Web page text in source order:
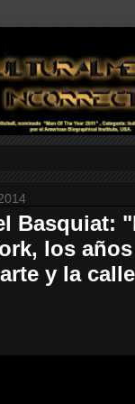
Basquiat:
los
y la